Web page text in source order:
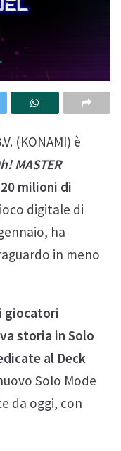
(KONAMI) è
MASTER
milioni di
digitale di
ha
in meno
i giocatori
storia in Solo
al Deck
Solo Mode
da oggi, con